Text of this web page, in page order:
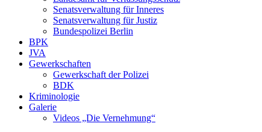
Senatsverwaltung für Inneres
Senatsverwaltung für Justiz
Bundespolizei Berlin
BPK
JVA
Gewerkschaften
Gewerkschaft der Polizei
BDK
Kriminologie
Galerie
Videos „Die Vernehmung“